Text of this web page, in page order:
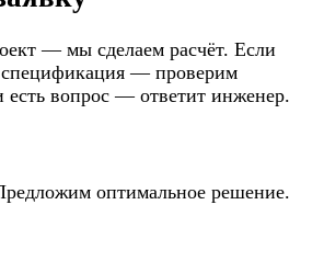
— мы сделаем расчёт. Если
спецификация — проверим
есть вопрос — ответит инженер.
оптимальное решение.